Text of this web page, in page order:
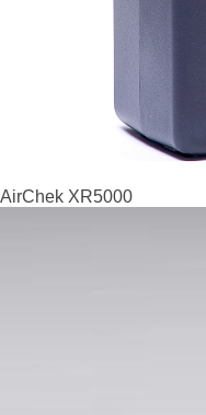
AirChek XR5000